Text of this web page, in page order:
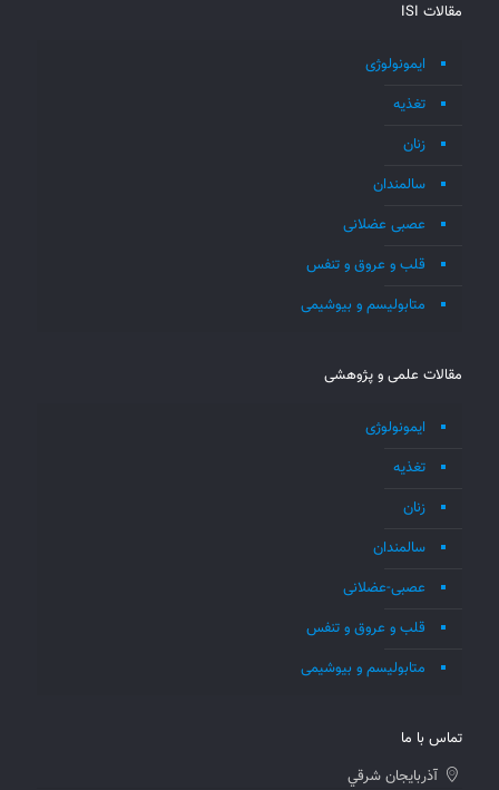
مقالات ISI
ایمونولوژی
تغذیه
زنان
سالمندان
عصبی عضلانی
قلب و عروق و تنفس
متابولیسم و بیوشیمی
مقالات علمی و پژوهشی
ایمونولوژی
تغذیه
زنان
سالمندان
عصبی-عضلانی
قلب و عروق و تنفس
متابولیسم و بیوشیمی
تماس با ما
آذربايجان شرقي